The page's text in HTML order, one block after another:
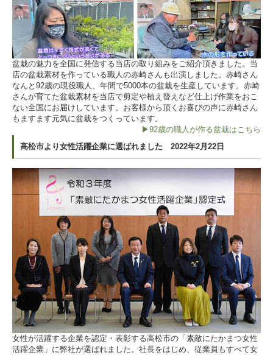
盆栽の魅力を全国に発信する当店の取り組みをご紹介頂きました。当
店の盆栽素材を作っている職人の赤崎さんも出演しました。赤崎さん
なんと92歳の現役職人、年間で5000本の盆栽を生産しています。赤崎
さんが育てた盆栽素材を当店で剪定や植え替えなど仕上げ作業をおこ
ない全国にお届けしています。お客様から頂くお喜びの声に赤崎さん
もますます元気に盆栽をつくっています。
▶92歳の職人が作る盆栽はこちら
高松市より女性活躍企業に選ばれました 2022年2月22日
女性が活躍する企業を認定・表彰する高松市の「素敵にたかまつ女性
活躍企業」に弊社が選ばれました。社長をはじめ、従業員もすべて女